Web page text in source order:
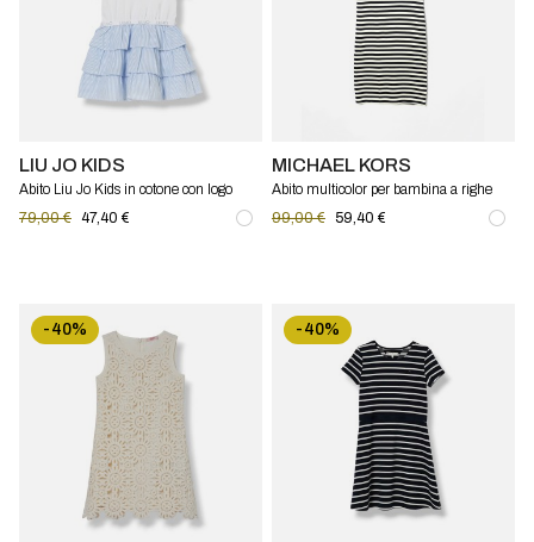
LIU JO KIDS
Abito Liu Jo Kids in cotone con logo
79,00 € 47,40 €
MICHAEL KORS
Abito multicolor per bambina a righe
Michael Kors
99,00 € 59,40 €
-40% -40%